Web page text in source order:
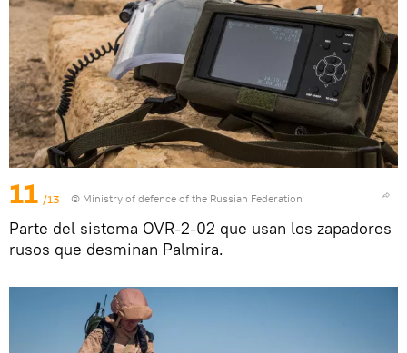
11 /13 © Ministry of defence of the Russian Federation
Parte del sistema OVR-2-02 que usan los zapadores
rusos que desminan Palmira.